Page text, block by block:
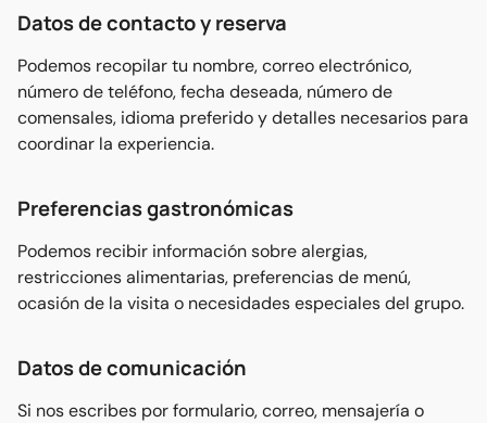
Datos de contacto y reserva
Podemos recopilar tu nombre, correo electrónico,
número de teléfono, fecha deseada, número de
comensales, idioma preferido y detalles necesarios para
coordinar la experiencia.
Preferencias gastronómicas
Podemos recibir información sobre alergias,
restricciones alimentarias, preferencias de menú,
ocasión de la visita o necesidades especiales del grupo.
Datos de comunicación
Si nos escribes por formulario, correo, mensajería o